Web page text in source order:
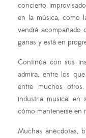
concierto
en la música, como
vendrá acompañado
ganas y está en
Continúa con sus
admira, entre los
entre muchos
industria musical en
cómo mantenerse en
Muchas anécdotas,